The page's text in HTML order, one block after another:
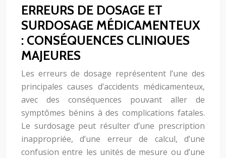
ERREURS DE DOSAGE ET
SURDOSAGE MÉDICAMENTEUX
: CONSÉQUENCES CLINIQUES
MAJEURES
Les erreurs de dosage représentent l’une des
principales causes d’accidents médicamenteux,
avec des conséquences pouvant aller de
symptômes bénins à des complications fatales.
Le surdosage peut résulter d’une prescription
inappropriée, d’une erreur de calcul, d’une
confusion entre les unités de mesure ou d’une